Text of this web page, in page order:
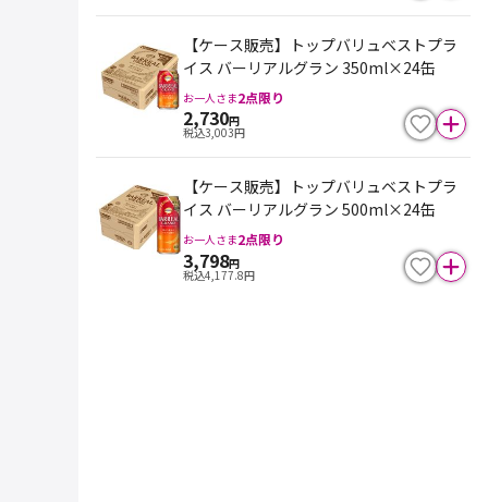
【ケース販売】トップバリュベストプラ
イス バーリアルグラン 350ml×24缶
お一人さま2点限り
2,730円
税込3,003円
【ケース販売】トップバリュベストプラ
イス バーリアルグラン 500ml×24缶
お一人さま2点限り
3,798円
税込4,177.8円